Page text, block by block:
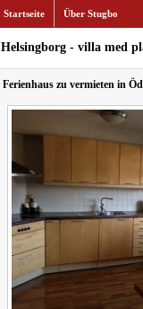
Startseite Über Stugbo
Helsingborg - villa med
Ferienhaus zu vermieten in